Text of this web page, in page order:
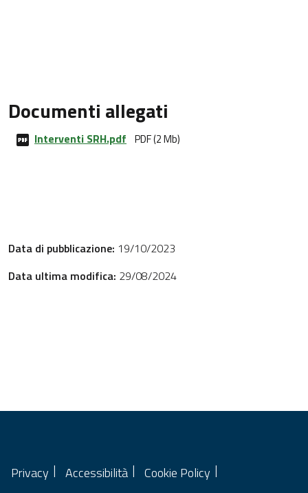
Documenti allegati
Interventi SRH.pdf PDF (2 Mb)
Data di pubblicazione: 19/10/2023
Data ultima modifica: 29/08/2024
Privacy Accessibilità
Cookie Policy